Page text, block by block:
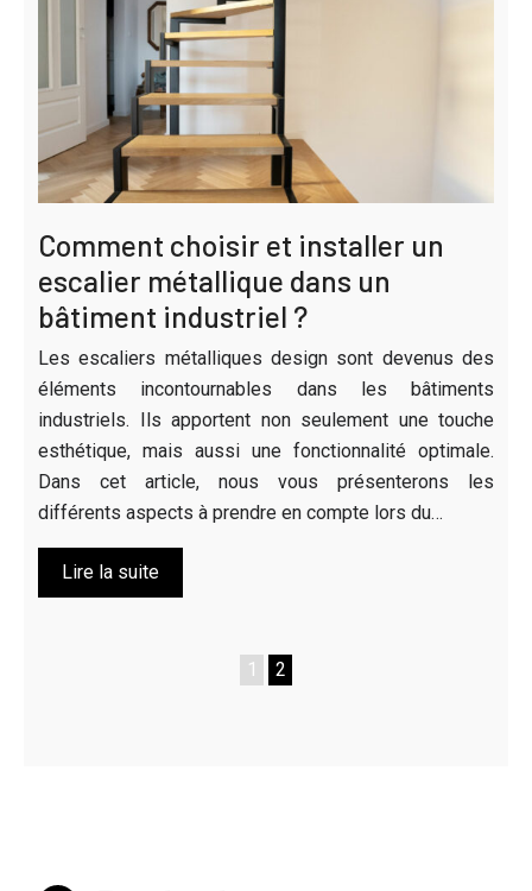
Comment choisir et installer un
escalier métallique dans un
bâtiment industriel ?
Les escaliers métalliques design sont devenus des
éléments incontournables dans les bâtiments
industriels. Ils apportent non seulement une touche
esthétique, mais aussi une fonctionnalité optimale.
Dans cet article, nous vous présenterons les
différents aspects à prendre en compte lors du…
Lire la suite
1 2